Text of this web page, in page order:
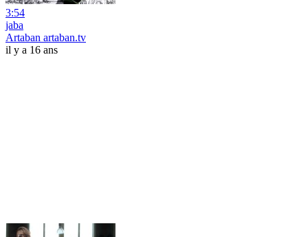
3:54
jaba
Artaban artaban.tv
il y a 16 ans